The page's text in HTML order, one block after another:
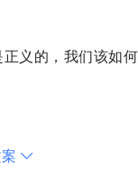
义的，我们该如